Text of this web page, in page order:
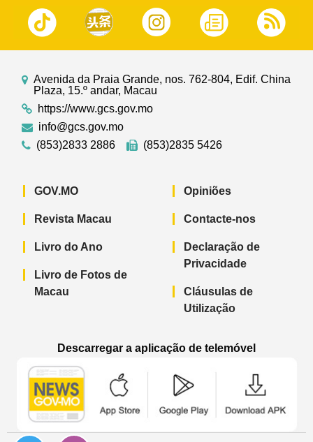
Avenida da Praia Grande, nos. 762-804, Edif. China
Plaza, 15.º andar, Macau
https://www.gcs.gov.mo
info@gcs.gov.mo
(853)2833 2886
(853)2835 5426
GOV.MO
Revista Macau
Livro do Ano
Livro de Fotos de
Macau
Opiniões
Contacte-nos
Declaração de
Privacidade
Cláusulas de
Utilização
Descarregar a aplicação de telemóvel